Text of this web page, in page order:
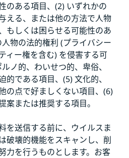
のある項目、(2) いずれかの
える、または他の方法で人物
もしくは困らせる可能性のあ
物の法的権利 (プライバシー
ィー権を含む) を侵害する可
ノ的、わいせつ的、卑俗、
である項目、(5) 文化的、
の点で好ましくない項目、(6)
案または推奨する項目。
を送信する前に、ウイルスま
破壊的機能をスキャンし、削
力を行うものとします。お客